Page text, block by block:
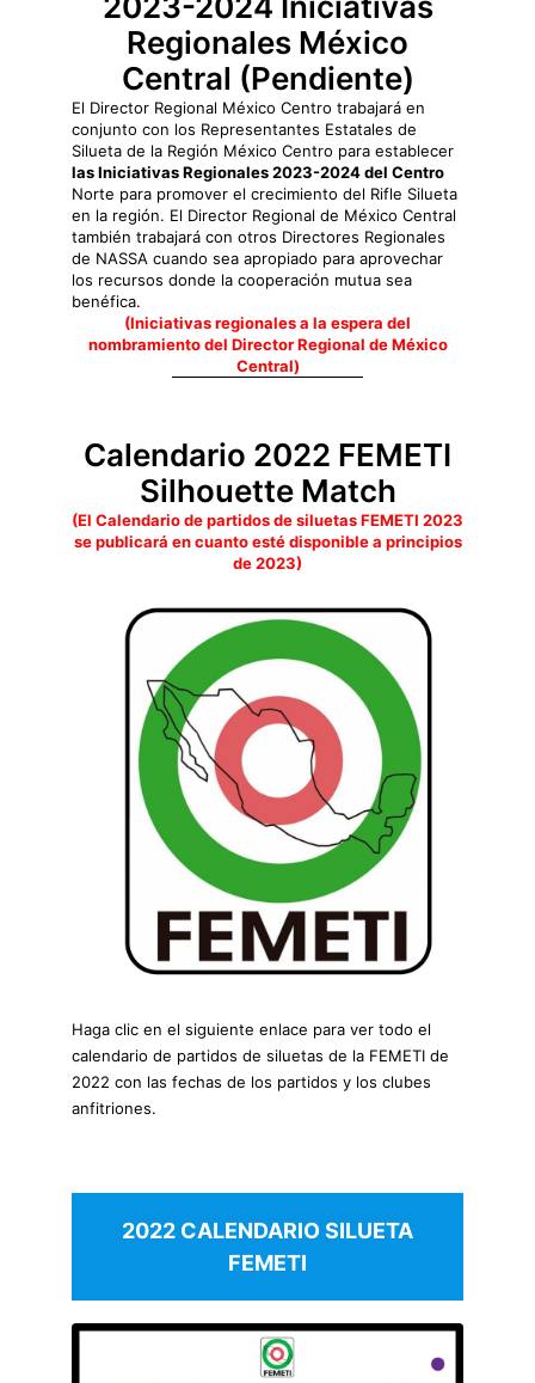
Regionales México
Central (Pendiente)
El Director Regional México Centro trabajará en
conjunto con los Representantes Estatales de
Silueta de la Región México Centro para establecer
las Iniciativas Regionales 2023-2024 del Centro
Norte para promover el crecimiento del Rifle Silueta
en la región. El Director Regional de México Central
también trabajará con otros Directores Regionales
de NASSA cuando sea apropiado para aprovechar
los recursos donde la cooperación mutua sea
benéfica.
(Iniciativas regionales a la espera del
nombramiento del Director Regional de México
Central)
Calendario 2022 FEMETI
Silhouette Match
(El Calendario de partidos de siluetas FEMETI 2023
se publicará en cuanto esté disponible a principios
de 2023)
Haga clic en el siguiente enlace para ver todo el
calendario de partidos de siluetas de la FEMETI de
2022 con las fechas de los partidos y los clubes
anfitriones.
2022 CALENDARIO SILUETA
FEMETI